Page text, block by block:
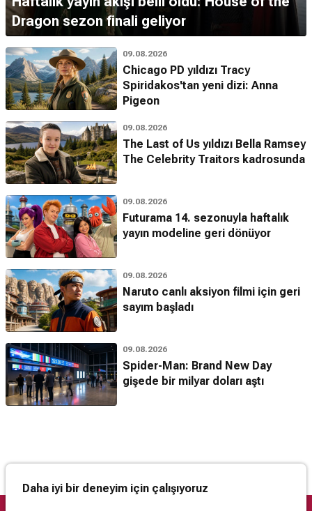
Dragon sezon finali geliyor
09.08.2026
Chicago PD yıldızı Tracy
Spiridakos'tan yeni dizi: Anna
Pigeon
09.08.2026
The Last of Us yıldızı Bella Ramsey
The Celebrity Traitors kadrosunda
09.08.2026
Futurama 14. sezonuyla haftalık
yayın modeline geri dönüyor
09.08.2026
Naruto canlı aksiyon filmi için geri
sayım başladı
09.08.2026
Spider-Man: Brand New Day
gişede bir milyar doları aştı
Daha iyi bir deneyim için çalışıyoruz